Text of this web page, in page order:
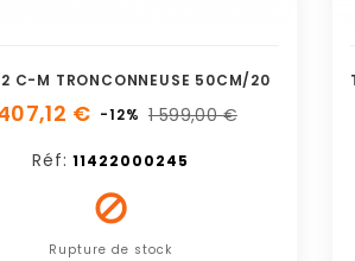
C-M TRONCONNEUSE 50CM/20
€ -12% 1 599,00 €
Réf: 11422000245

Rupture de stock